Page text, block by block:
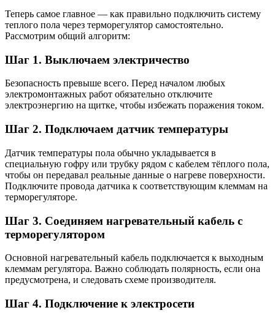
Теперь самое главное — как правильно подключить систему
теплого пола через терморегулятор самостоятельно.
Рассмотрим общий алгоритм:
Шаг 1. Выключаем электричество
Безопасность превыше всего. Перед началом любых
электромонтажных работ обязательно отключите
электроэнергию на щитке, чтобы избежать поражения током.
Шаг 2. Подключаем датчик температуры
Датчик температуры пола обычно укладывается в
специальную гофру или трубку рядом с кабелем тёплого пола,
чтобы он передавал реальные данные о нагреве поверхности.
Подключите провода датчика к соответствующим клеммам на
терморегуляторе.
Шаг 3. Соединяем нагревательный кабель с
терморегулятором
Основной нагревательный кабель подключается к выходным
клеммам регулятора. Важно соблюдать полярность, если она
предусмотрена, и следовать схеме производителя.
Шаг 4. Подключение к электросети